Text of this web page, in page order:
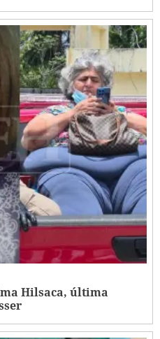
Hilsaca, última